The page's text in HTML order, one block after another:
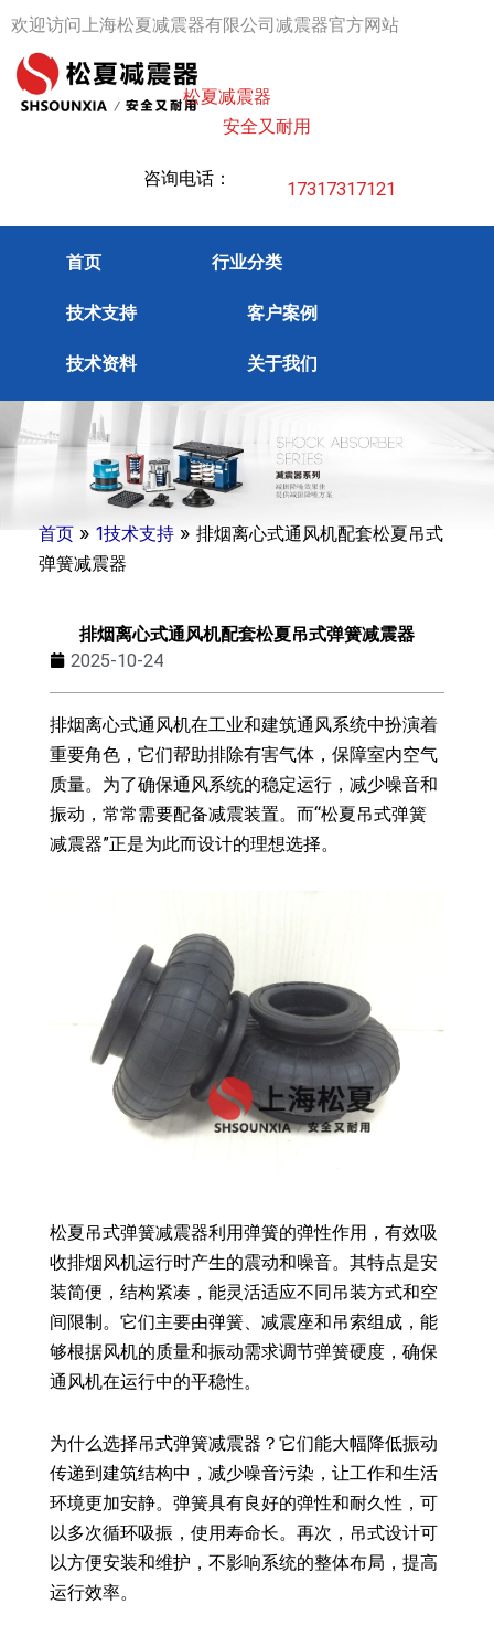
跳
欢迎访问上海松夏减震器有限公司减震器官方网站
松夏减震器
安全又耐用
咨询电话：
17317317121
首页 行业分类
技术支持 客户案例
技术资料 关于我们
首页 » 1技术支持 » 排烟离心式通风机配套松夏吊式
弹簧减震器
排烟离心式通风机配套松夏吊式弹簧减震器
2025-10-24
排烟离心式通风机在工业和建筑通风系统中扮演着
重要角色，它们帮助排除有害气体，保障室内空气
质量。为了确保通风系统的稳定运行，减少噪音和
振动，常常需要配备减震装置。而“松夏吊式弹簧
减震器”正是为此而设计的理想选择。
松夏吊式弹簧减震器利用弹簧的弹性作用，有效吸
收排烟风机运行时产生的震动和噪音。其特点是安
装简便，结构紧凑，能灵活适应不同吊装方式和空
间限制。它们主要由弹簧、减震座和吊索组成，能
够根据风机的质量和振动需求调节弹簧硬度，确保
通风机在运行中的平稳性。
为什么选择吊式弹簧减震器？它们能大幅降低振动
传递到建筑结构中，减少噪音污染，让工作和生活
环境更加安静。弹簧具有良好的弹性和耐久性，可
以多次循环吸振，使用寿命长。再次，吊式设计可
以方便安装和维护，不影响系统的整体布局，提高
运行效率。